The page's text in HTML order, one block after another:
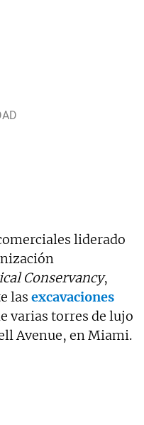
liderado
Conservancy,
las excavaciones
varias torres de lujo
Avenue, en Miami.